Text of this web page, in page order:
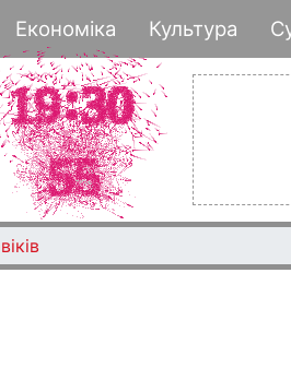
к
Економіка Культура